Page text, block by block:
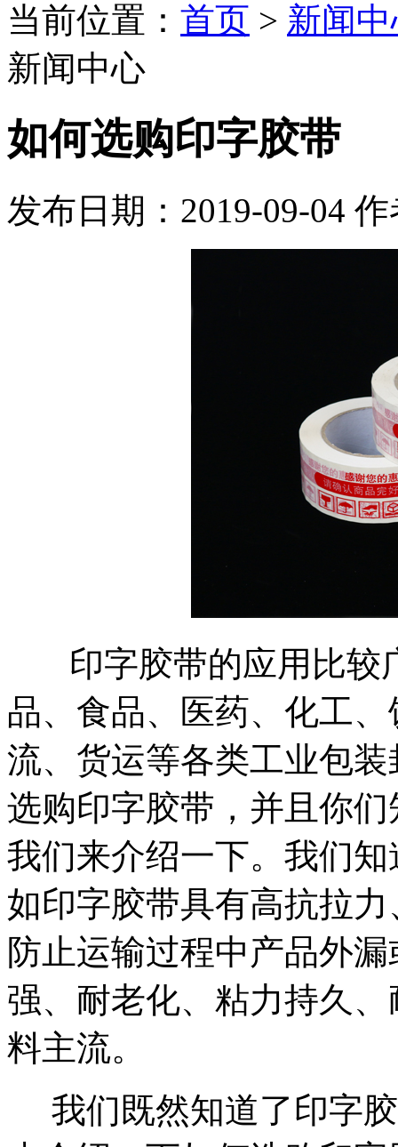
当前位置： 首页 > 新闻
新闻中心
如何选购印字胶带
发布日期：2019-09-04 作
印字胶带的应用比较
品、食品、医药、化工
流、货运等各类工业包
选购印字胶带，并且你
我们来介绍一下。我们
如印字胶带具有高抗拉
防止运输过程中产品外
强、耐老化、粘力持久
料主流。
我们既然知道了印字